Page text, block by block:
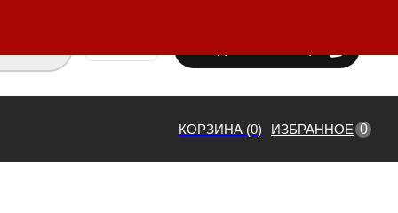
КОРЗИНА (0) ИЗБРАННОЕ 0